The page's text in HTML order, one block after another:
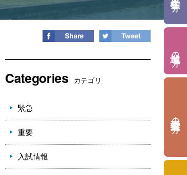
の方
の方
Categories カテゴリ
緊急
重要
入試情報